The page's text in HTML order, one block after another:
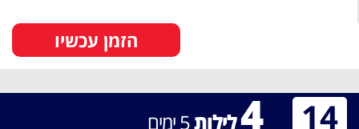
הזמן עכשיו
4לילות5ימים 14